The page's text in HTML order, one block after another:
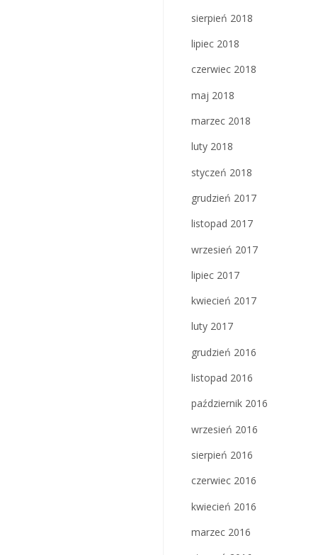
sierpień 2018
lipiec 2018
czerwiec 2018
maj 2018
marzec 2018
luty 2018
styczeń 2018
grudzień 2017
listopad 2017
wrzesień 2017
lipiec 2017
kwiecień 2017
luty 2017
grudzień 2016
listopad 2016
październik 2016
wrzesień 2016
sierpień 2016
czerwiec 2016
kwiecień 2016
marzec 2016